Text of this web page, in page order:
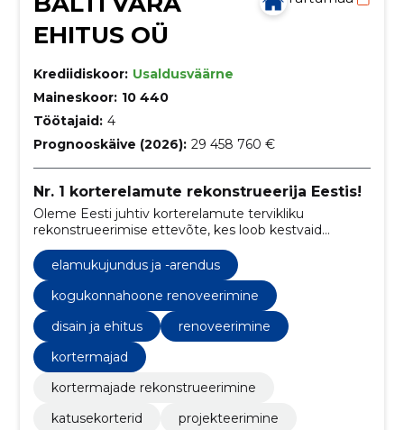
EHITUS OÜ
Krediidiskoor: Usaldusväärne
Maineskoor: 10 440
Töötajaid: 4
Prognooskäive (2026): 29 458 760 €
Nr. 1 korterelamute rekonstrueerija Eestis!
Oleme Eesti juhtiv korterelamute tervikliku
rekonstrueerimise ettevõte, kes loob kestvaid
parandamiseks.
elamukujundus ja -arendus
kogukonnahoone renoveerimine
disain ja ehitus
renoveerimine
kortermajad
kortermajade rekonstrueerimine
katusekorterid
projekteerimine